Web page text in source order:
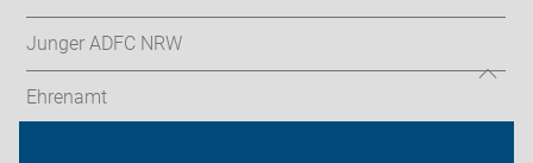
Junger ADFC NRW
Ehrenamt